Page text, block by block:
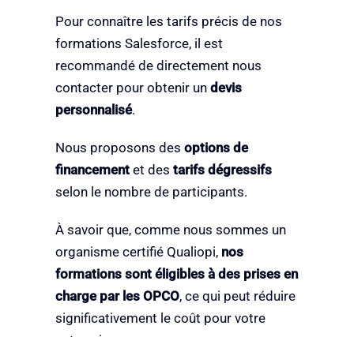
Pour connaître les tarifs précis de nos
formations Salesforce, il est
recommandé de directement nous
contacter pour obtenir un devis
personnalisé.
Nous proposons des options de
financementet des tarifs dégressifs
selon le nombre de participants.
À savoir que, comme nous sommes un
organisme certifié Qualiopi, nos
formations sont éligibles à des prises en
charge par les OPCO, ce qui peut réduire
significativement le coût pour votre